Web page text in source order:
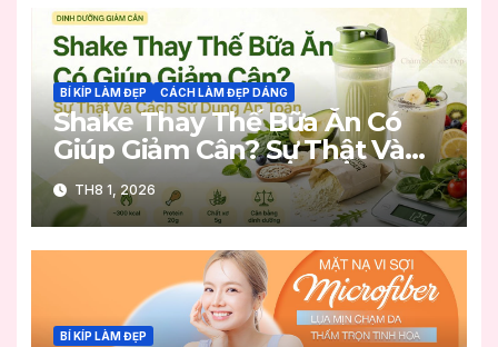
BÍ KÍP LÀM ĐẸP CÁCH LÀM ĐẸP DÁNG
Shake Thay Thế Bữa Ăn Có
Giúp Giảm Cân? Sự Thật Và
Cách Sử Dụng An Toàn
TH8 1, 2026
BÍ KÍP LÀM ĐẸP